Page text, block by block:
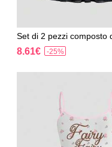
Set di 2 pezzi composto
o corto e minigonna con
metica in stile Y2K sexy
8.61€ -25%